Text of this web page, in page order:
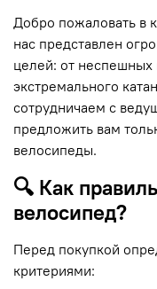
Добро пожаловать в
нас представлен
целей: от неспешных
экстремального
сотрудничаем с
предложить вам
велосипеды.
🔍 Как
велосипед?
Перед покупкой
критериями: